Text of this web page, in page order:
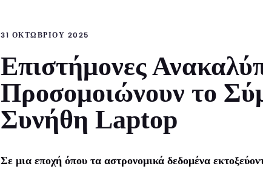
31 ΟΚΤΩΒΡΊΟΥ 2025
Επιστήμονες
Προσομοιώνουν το
Συνήθη Laptop
Σε μια εποχή όπου τα αστρονομικά δεδομένα